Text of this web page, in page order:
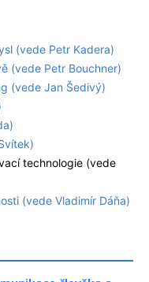
(vede Petr Kadera)
(vede Petr Bouchner)
(vede Jan Šedivý)
technologie (vede
(vede Vladimír Dáňa)